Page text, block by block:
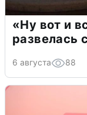
«Ну вот и
развелась
6 августа 88